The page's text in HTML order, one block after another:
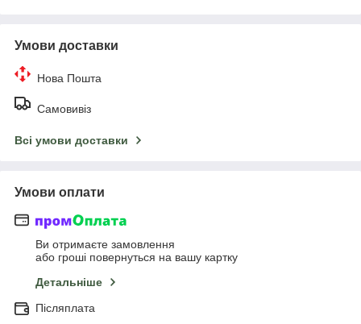
Умови доставки
Нова Пошта
Самовивіз
Всі умови доставки
Умови оплати
Ви отримаєте замовлення
або гроші повернуться на вашу картку
Детальніше
Післяплата